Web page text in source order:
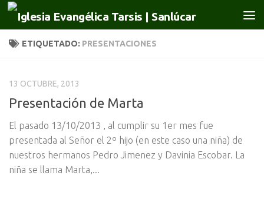
Saltar al contenido
ETIQUETADO: PRESENTACIONES
13 OCTUBRE, 2013
Presentación de Marta
El pasado 13/10/2013 , al cumplir su 1er mes fue
presentada al Señor el 2º hijo (en este caso una niña) de
nuestros hermanos Pedro Jimenez y Davinia Escobar. La
niña se llama Marta,...